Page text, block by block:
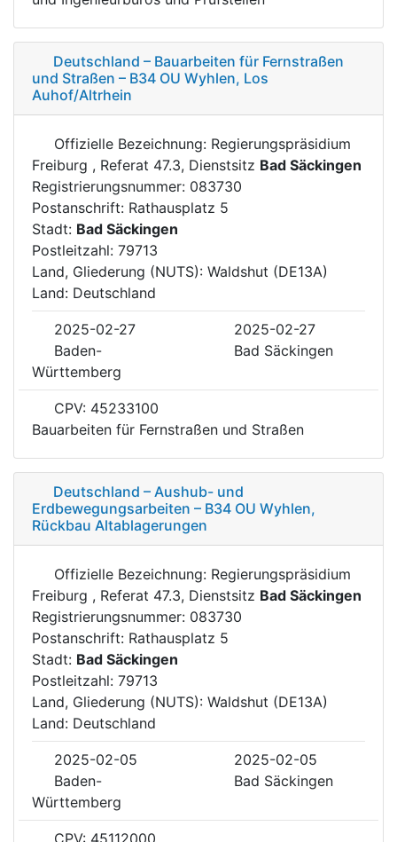
Deutschland – Bauarbeiten für Fernstraßen
und Straßen – B34 OU Wyhlen, Los
Auhof/Altrhein
Offizielle Bezeichnung: Regierungspräsidium
Freiburg , Referat 47.3, Dienstsitz Bad Säckingen
Registrierungsnummer: 083730
Postanschrift: Rathausplatz 5
Stadt: Bad Säckingen
Postleitzahl: 79713
Land, Gliederung (NUTS): Waldshut (DE13A)
Land: Deutschland
2025-02-27
2025-02-27
Baden-
Württemberg
Bad Säckingen
CPV: 45233100
Bauarbeiten für Fernstraßen und Straßen
Deutschland – Aushub- und
Erdbewegungsarbeiten – B34 OU Wyhlen,
Rückbau Altablagerungen
Offizielle Bezeichnung: Regierungspräsidium
Freiburg , Referat 47.3, Dienstsitz Bad Säckingen
Registrierungsnummer: 083730
Postanschrift: Rathausplatz 5
Stadt: Bad Säckingen
Postleitzahl: 79713
Land, Gliederung (NUTS): Waldshut (DE13A)
Land: Deutschland
2025-02-05
2025-02-05
Baden-
Württemberg
Bad Säckingen
CPV: 45112000